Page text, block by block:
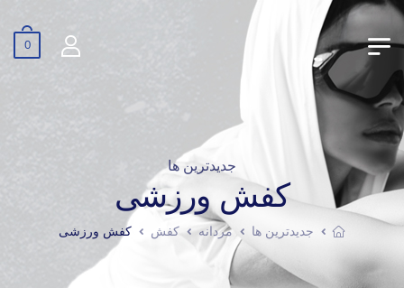
0
جدیدترین ها
کفش ورزشی
جدیدترین ها مردانه کفش کفش ورزشی